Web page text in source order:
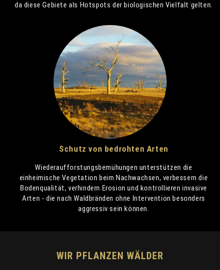
da diese Gebiete als Hotspots der biologischen Vielfalt gelten.
Schutz von bedrohten Arten
Wiederaufforstungsbemühungen unterstützen die
einheimische Vegetation beim Nachwachsen, verbessern die
Bodenqualität, verhindern Erosion und kontrollieren invasive
Arten - die nach Waldbränden ohne Intervention besonders
aggressiv sein können.
WIR PFLANZEN WÄLDER